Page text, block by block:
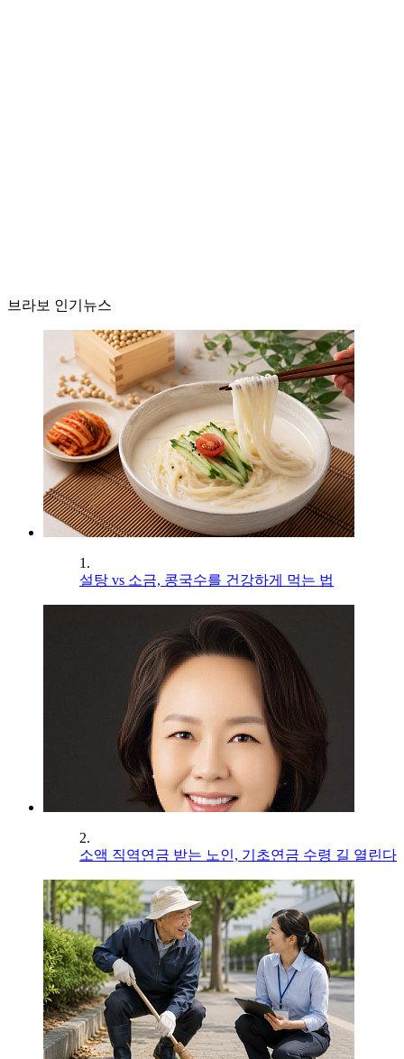
브라보 인기뉴스
1.
설탕 vs 소금, 콩국수를 건강하게 먹는 법
2.
소액 직역연금 받는 노인, 기초연금 수령 길 열린다